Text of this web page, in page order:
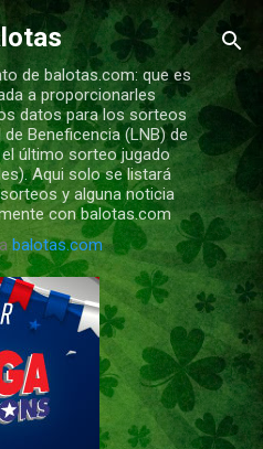
principal
de balotas.com: que es
a proporcionarles
datos para los sorteos
Beneficencia (LNB) de
último sorteo jugado
Aqui solo se listará
y alguna noticia
con balotas.com
balotas.com